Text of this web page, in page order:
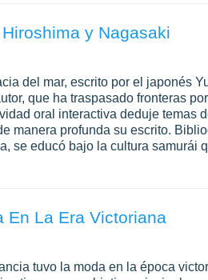
y Nagasaki
del mar, escrito por el japonés
que ha traspasado fronteras
oral interactiva deduje temas
manera profunda su escrito.
se educó bajo la cultura samurái
En La Era Victoriana
tuvo la moda en la época